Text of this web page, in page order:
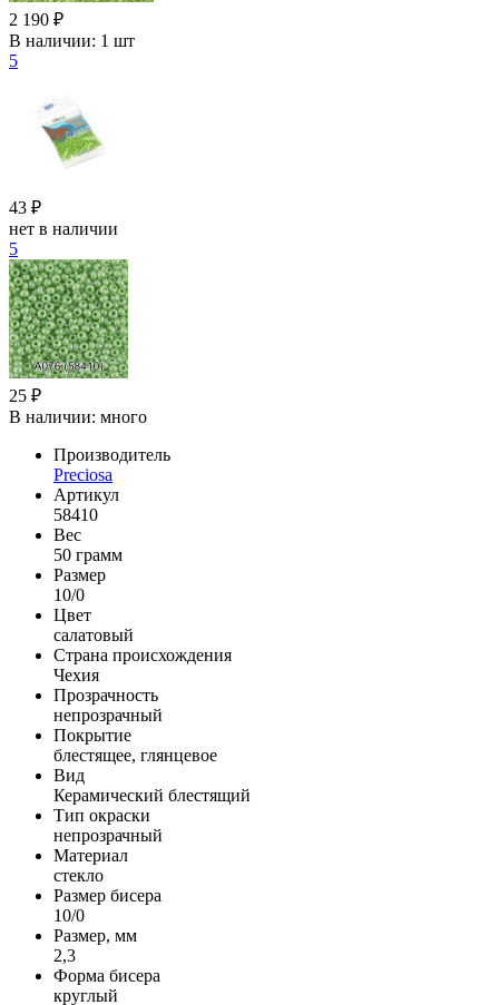
2 190 ₽
В наличии: 1 шт
5
43 ₽
нет в наличии
5
25 ₽
В наличии: много
Производитель
Preciosa
Артикул
58410
Вес
50 грамм
Размер
10/0
Цвет
салатовый
Страна происхождения
Чехия
Прозрачность
непрозрачный
Покрытие
блестящее, глянцевое
Вид
Керамический блестящий
Тип окраски
непрозрачный
Материал
стекло
Размер бисера
10/0
Размер, мм
2,3
Форма бисера
круглый